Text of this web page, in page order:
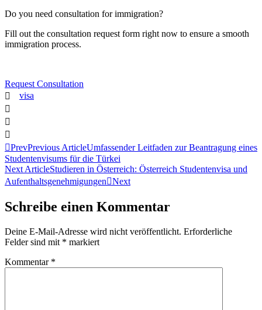
Do you need consultation for immigration?
Fill out the consultation request form right now to ensure a smooth
immigration process.
Request Consultation
visa
PrevPrevious ArticleUmfassender Leitfaden zur Beantragung eines
Studentenvisums für die Türkei
Next ArticleStudieren in Österreich: Österreich Studentenvisa und
Aufenthaltsgenehmigungen
Next
Schreibe einen Kommentar
Deine E-Mail-Adresse wird nicht veröffentlicht. Erforderliche
Felder sind mit * markiert
Kommentar *